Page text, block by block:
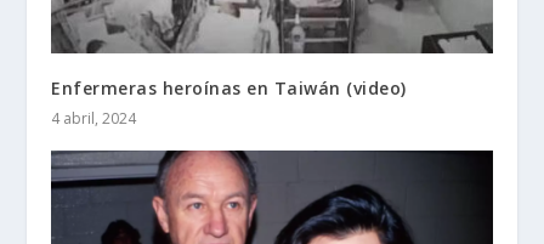
Enfermeras heroínas en Taiwán (video)
4 abril, 2024